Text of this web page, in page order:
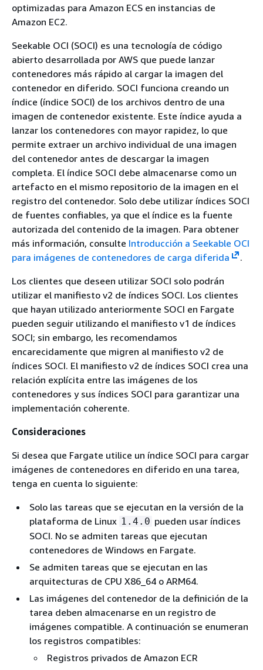
optimizadas para Amazon ECS en instancias de
Amazon EC2.
Seekable OCI (SOCI) es una tecnología de código
abierto desarrollada por AWS que puede lanzar
contenedores más rápido al cargar la imagen del
contenedor en diferido. SOCI funciona creando un
índice (índice SOCI) de los archivos dentro de una
imagen de contenedor existente. Este índice ayuda a
lanzar los contenedores con mayor rapidez, lo que
permite extraer un archivo individual de una imagen
del contenedor antes de descargar la imagen
completa. El índice SOCI debe almacenarse como un
artefacto en el mismo repositorio de la imagen en el
registro del contenedor. Solo debe utilizar índices SOCI
de fuentes confiables, ya que el índice es la fuente
autorizada del contenido de la imagen. Para obtener
más información, consulte Introducción a Seekable OCI
para imágenes de contenedores de carga diferida
.
Los clientes que deseen utilizar SOCI solo podrán
utilizar el manifiesto v2 de índices SOCI. Los clientes
que hayan utilizado anteriormente SOCI en Fargate
pueden seguir utilizando el manifiesto v1 de índices
SOCI; sin embargo, les recomendamos
encarecidamente que migren al manifiesto v2 de
índices SOCI. El manifiesto v2 de índices SOCI crea una
relación explícita entre las imágenes de los
contenedores y sus índices SOCI para garantizar una
implementación coherente.
Consideraciones
Si desea que Fargate utilice un índice SOCI para cargar
imágenes de contenedores en diferido en una tarea,
tenga en cuenta lo siguiente:
Solo las tareas que se ejecutan en la versión de la
plataforma de Linux 1.4.0 pueden usar índices
SOCI. No se admiten tareas que ejecutan
contenedores de Windows en Fargate.
Se admiten tareas que se ejecutan en las
arquitecturas de CPU X86_64 o ARM64.
Las imágenes del contenedor de la definición de la
tarea deben almacenarse en un registro de
imágenes compatible. A continuación se enumeran
los registros compatibles:
Registros privados de Amazon ECR